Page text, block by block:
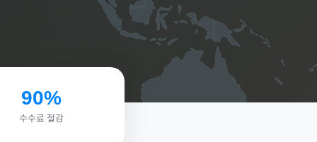
90%
수수료 절감